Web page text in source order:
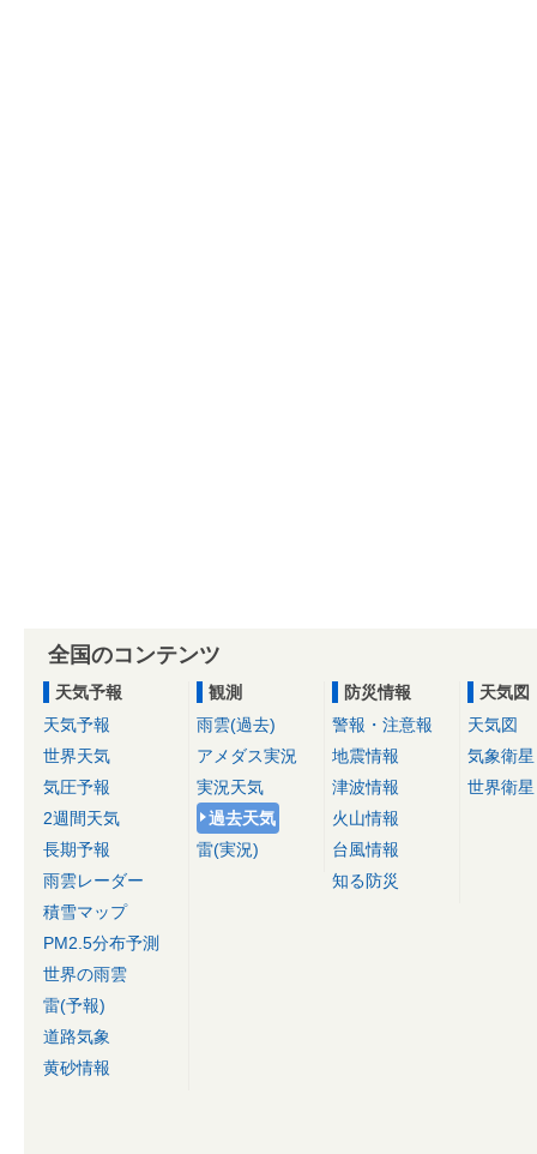
全国のコンテンツ
天気予報
天気予報
世界天気
気圧予報
2週間天気
長期予報
雨雲レーダー
積雪マップ
PM2.5分布予測
世界の雨雲
雷(予報)
道路気象
黄砂情報
観測
雨雲(過去)
アメダス実況
実況天気
過去天気
雷(実況)
防災情報
警報・注意報
地震情報
津波情報
火山情報
台風情報
知る防災
天気図
天気図
気象衛星
世界衛星